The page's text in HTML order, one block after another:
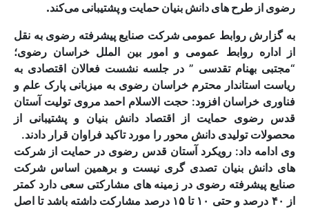
رضوی از طرح های دانش بنیان حمایت و پشتیبانی می‌کند.
به گزارش روابط عمومی شرکت صنایع پیشرفته رضوی به نقل
از اداره روابط عمومی و امور بین الملل خراسان رضوی؛
“مجتبی بهنام تقدسی ” در جلسه نشست فعالان اقتصادی به
ریاست استاندار محترم خراسان رضوی به میزبانی پارک علم و
فناوری خراسان افزود: حجت الاسلام احمد مروی تولیت آستان
قدس رضوی حمایت از اقتصاد دانش بنیان و پشتیبانی از
محصولات تولیدی دانش محور را مورد تاکید فراوان قرار دادند.
وی ادامه داد: رویکرد آستان قدس رضوی در حمایت از شرکت
های دانش بنیان تصدی گری نیست و برهمین اساس شرکت
صنایع پیشرفته رضوی در زمینه های مشارکتی سعی دارد کمتر
از ۴۰ درصد و حتی ۱۰ تا ۱۵ درصد مشارکت داشته باشد تا اصل